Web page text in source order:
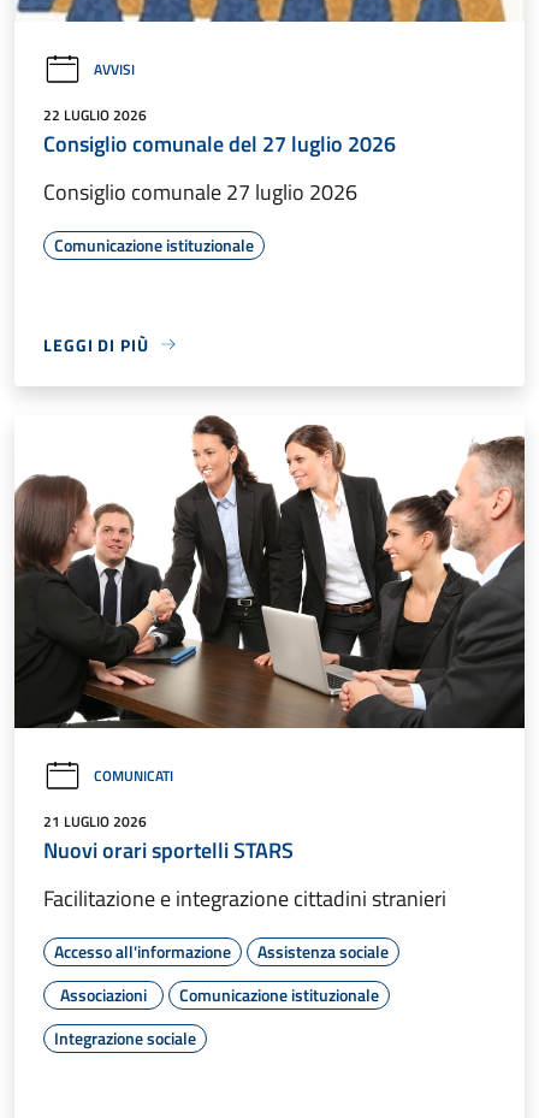
AVVISI
22 LUGLIO 2026
Consiglio comunale del 27 luglio 2026
Consiglio comunale 27 luglio 2026
Comunicazione istituzionale
LEGGI DI PIÙ
COMUNICATI
21 LUGLIO 2026
Nuovi orari sportelli STARS
Facilitazione e integrazione cittadini stranieri
Accesso all'informazione
Assistenza sociale
Associazioni
Comunicazione istituzionale
Integrazione sociale